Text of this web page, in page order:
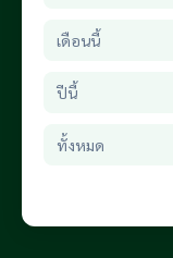
เดือนนี้
ปีนี้
ทั้งหมด